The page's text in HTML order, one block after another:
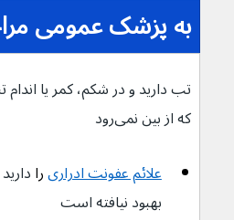
به پزشک عمومی
تب دارید و در شکم، کمر یا
که از بین نمی‌رود
علائم عفونت ادراری را
بهبود نیافته است